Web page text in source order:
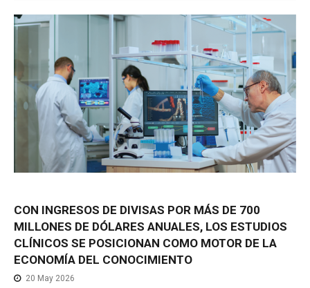
CON INGRESOS DE DIVISAS POR MÁS DE 700
MILLONES DE DÓLARES ANUALES, LOS ESTUDIOS
CLÍNICOS SE POSICIONAN COMO MOTOR DE LA
ECONOMÍA DEL CONOCIMIENTO
20 May 2026